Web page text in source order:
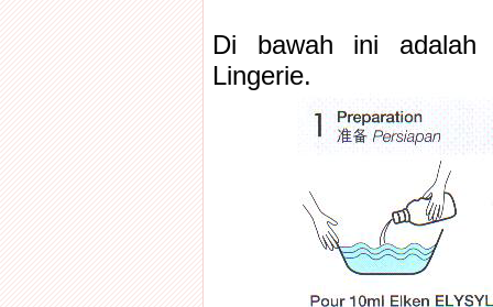
Di bawah ini adalah
Lingerie.